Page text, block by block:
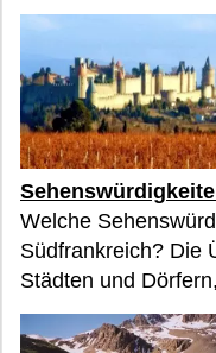
Welche
Südfrankreich? Die
Städten und